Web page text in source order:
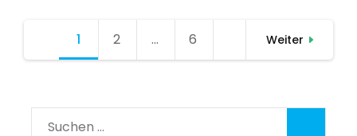
Seitennummerierung
1 Seite
2 … Seite
6 Weiter
Suchen